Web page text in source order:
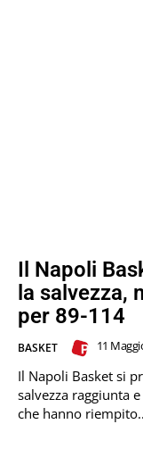
Il Napoli
la salvezza,
per 89-114
BASKET 11
Il Napoli Basket si
salvezza raggiunta
che hanno